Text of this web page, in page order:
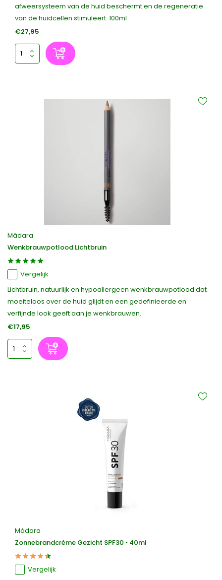
afweersysteem van de huid beschermt en de regeneratie
van de huidcellen stimuleert. 100ml
€27,95
Mádara
Wenkbrauwpotlood Lichtbruin
Vergelijk
Lichtbruin, natuurlijk en hypoallergeen wenkbrauwpotlood dat
moeiteloos over de huid glijdt en een gedefinieerde en
verfijnde look geeft aan je wenkbrauwen.
€17,95
Mádara
Zonnebrandcrème Gezicht SPF30 • 40ml
Vergelijk